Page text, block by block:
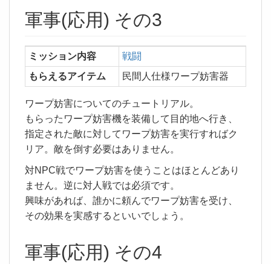
軍事(応用) その3
ミッション内容
戦闘
もらえるアイテム
民間人仕様ワープ妨害器
ワープ妨害についてのチュートリアル。
もらったワープ妨害機を装備して目的地へ行き、
指定された敵に対してワープ妨害を実行すればク
リア。敵を倒す必要はありません。
対NPC戦でワープ妨害を使うことはほとんどあり
ません。逆に対人戦では必須です。
興味があれば、誰かに頼んでワープ妨害を受け、
その効果を実感するといいでしょう。
軍事(応用) その4